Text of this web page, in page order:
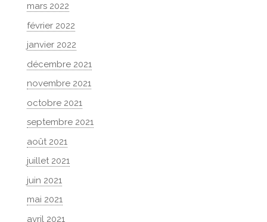
mars 2022
février 2022
janvier 2022
décembre 2021
novembre 2021
octobre 2021
septembre 2021
août 2021
juillet 2021
juin 2021
mai 2021
avril 2021